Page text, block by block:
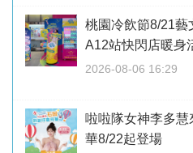
桃園冷飲節8/21
A12站快閃店暖身
2026-08-06 16:29
啦啦隊女神李多
華8/22起登場